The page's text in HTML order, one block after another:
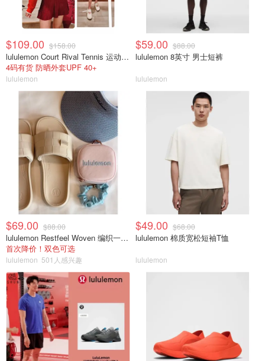
$109.00 $158.00
lululemon Court Rival Tennis 运动夹克 女士
4码有货 防晒外套UPF 40+
lululemon
$59.00 $88.00
lululemon 8英寸 男士短裤
lululemon
$69.00 $88.00
lululemon Restfeel Woven 编织一字拖
首次降价！双色可选
lululemon 501人感兴趣
$49.00 $68.00
lululemon 棉质宽松短袖T恤
lululemon